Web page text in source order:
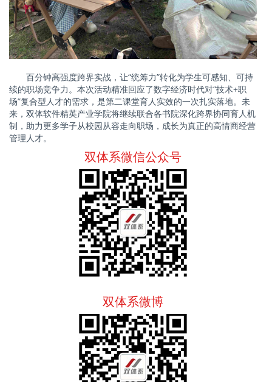
百分钟高强度跨界实战，让“统筹力”转化为学生可感知、可持
续的职场竞争力。本次活动精准回应了数字经济时代对“技术+职
场”复合型人才的需求，是第二课堂育人实效的一次扎实落地。未
来，双体软件精英产业学院将继续联合各书院深化跨界协同育人机
制，助力更多学子从校园从容走向职场，成长为真正的高情商经营
管理人才。
双体系微信公众号
双体系微博